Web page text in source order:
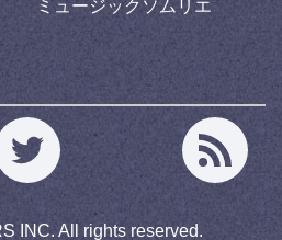
ミュージックソムリエ
INC. All rights reserved.